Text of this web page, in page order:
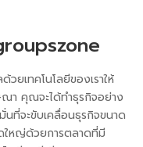
ยเทคโนโลยีของเราให้
า คุณจะได้ทำธุรกิจอย่าง
ที่จะขับเคลื่อนธุรกิจขนาด
ใหญ่ด้วยการตลาดที่มี